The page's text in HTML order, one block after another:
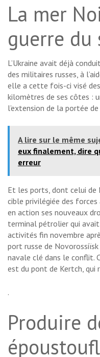
La mer
guerre du
L’Ukraine avait déjà
des militaires russes, à
elle a cette fois-ci visé
kilomètres de ses côtes :
l’extension de la portée de
A lire sur le même
eux finalement, dire
erreur
Et les ports, dont celui
cible privilégiée des
en action ses nouveaux
terminal pétrolier qui
activités fin novembre
port russe de
navale clé dans le conflit.
est du pont de Kertch, qui
.
Produire